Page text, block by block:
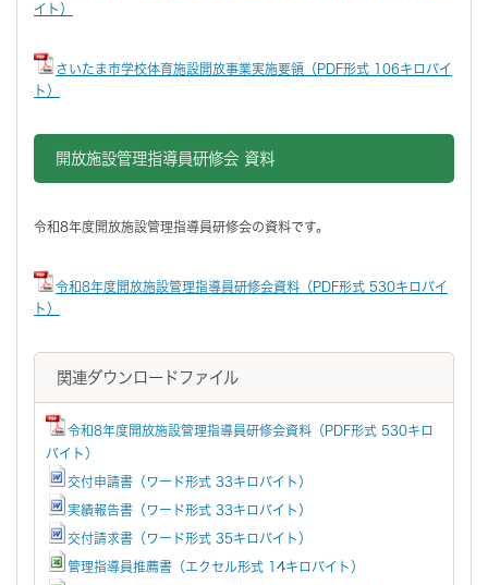
イト）
さいたま市学校体育施設開放事業実施要領（PDF形式 106キロバイ
ト）
開放施設管理指導員研修会 資料
令和8年度開放施設管理指導員研修会の資料です。
令和8年度開放施設管理指導員研修会資料（PDF形式 530キロバイ
ト）
関連ダウンロードファイル
令和8年度開放施設管理指導員研修会資料（PDF形式 530キロ
バイト）
交付申請書（ワード形式 33キロバイト）
実績報告書（ワード形式 33キロバイト）
交付請求書（ワード形式 35キロバイト）
管理指導員推薦書（エクセル形式 14キロバイト）